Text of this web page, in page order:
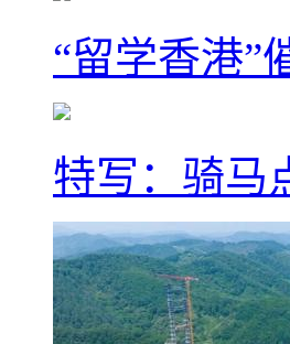
“留学香港”
特写：骑马